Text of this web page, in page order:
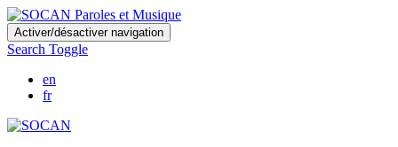
Skip
to
main
content
Activer/désactiver navigation
Search Toggle
en
fr